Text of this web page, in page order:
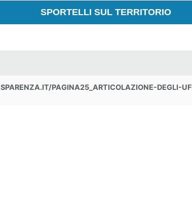
SPORTELLI SUL TERRITORIO
PAGINA25_ARTICOLAZIONE-DEGLI-